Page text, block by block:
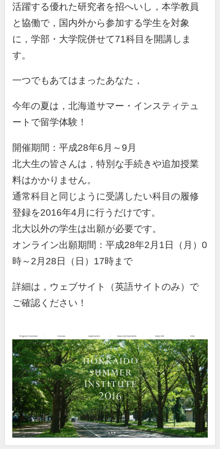
活躍する優れた研究者を招へいし，本学教員
と協働で，国内外から参加する学生を対象
に，学部・大学院併せて71科目を開講しま
す。
一つでもあてはまったあなた，
今年の夏は，北海道サマー・インスティテュ
ートで留学体験！
開催期間：平成28年6月～9月
北大生の皆さんは，特別な手続きや追加授業
料はかかりません。
通常科目と同じように受講したい科目の履修
登録を2016年4月に行うだけです。
北大以外の学生は出願が必要です。
オンライン出願期間：平成28年2月1日（月）0
時～2月28日（日）17時まで
詳細は，ウェブサイト（英語サイトのみ）で
ご確認ください！